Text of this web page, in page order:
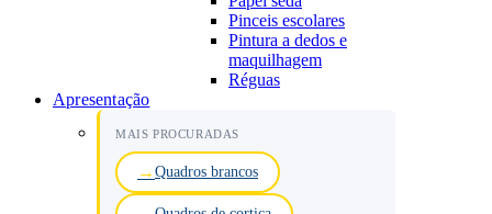
Pinceis escolares
Pintura a dedos e
maquilhagem
Réguas
Apresentação
MAIS PROCURADAS
Quadros brancos